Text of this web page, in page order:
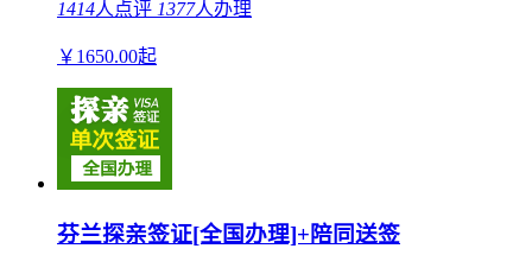
1414人点评 1377人办理
￥ 1650.00起
芬兰探亲签证[全国办理]+陪同送签